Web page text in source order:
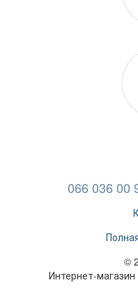
066 036 00
©
Интернет-